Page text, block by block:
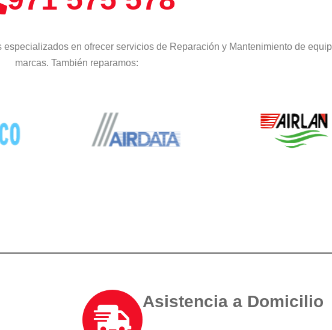
especializados en ofrecer servicios de Reparación y Mantenimiento de
marcas. También reparamos:
Asistencia a Domicilio